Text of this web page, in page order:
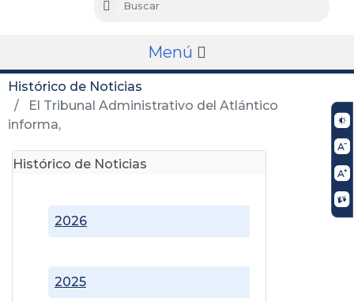
Buscar
Menú
Histórico de Noticias
El Tribunal Administrativo del Atlántico
informa,
Histórico de Noticias
2025
2026